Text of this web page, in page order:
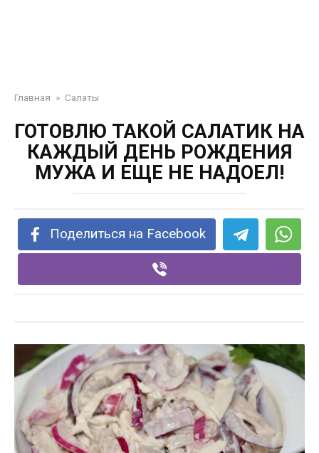
Главная » Салаты
ГОТОВЛЮ ТАКОЙ САЛАТИК НА
КАЖДЫЙ ДЕНЬ РОЖДЕНИЯ
МУЖА И ЕЩЕ НЕ НАДОЕЛ!
Поделиться на Facebook